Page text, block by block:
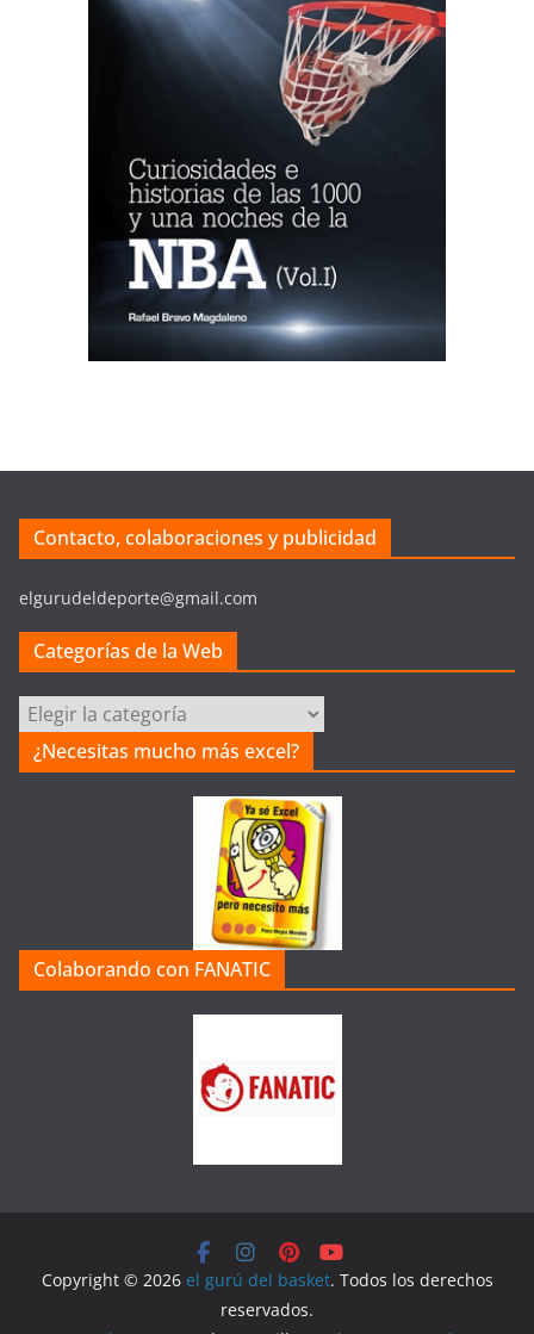
Contacto, colaboraciones y publicidad
elgurudeldeporte@gmail.com
Categorías de la Web
Categorías
la
¿Necesitas mucho más excel?
Colaborando con FANATIC
Copyright © 2026 el gurú del basket. Todos los derechos
reservados.